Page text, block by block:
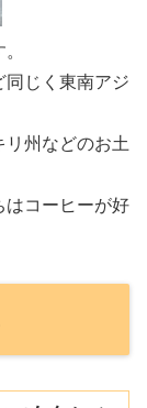
同じく東南アジ
州などのお土
はコーヒーが好